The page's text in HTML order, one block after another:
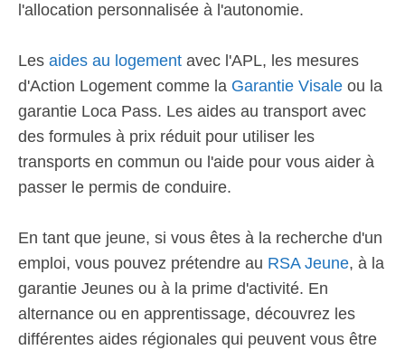
l'allocation personnalisée à l'autonomie.
Les aides au logement avec l'APL, les mesures
d'Action Logement comme la Garantie Visale ou la
garantie Loca Pass. Les aides au transport avec
des formules à prix réduit pour utiliser les
transports en commun ou l'aide pour vous aider à
passer le permis de conduire.
En tant que jeune, si vous êtes à la recherche d'un
emploi, vous pouvez prétendre au RSA Jeune, à la
garantie Jeunes ou à la prime d'activité. En
alternance ou en apprentissage, découvrez les
différentes aides régionales qui peuvent vous être